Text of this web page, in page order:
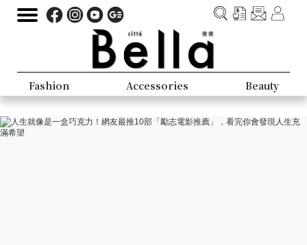
Fashion Accessories Beauty